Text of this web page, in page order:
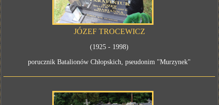
JÓZEF TROCEWICZ
(1925 - 1998)
porucznik Batalionów Chłopskich, pseudonim "Murzynek"